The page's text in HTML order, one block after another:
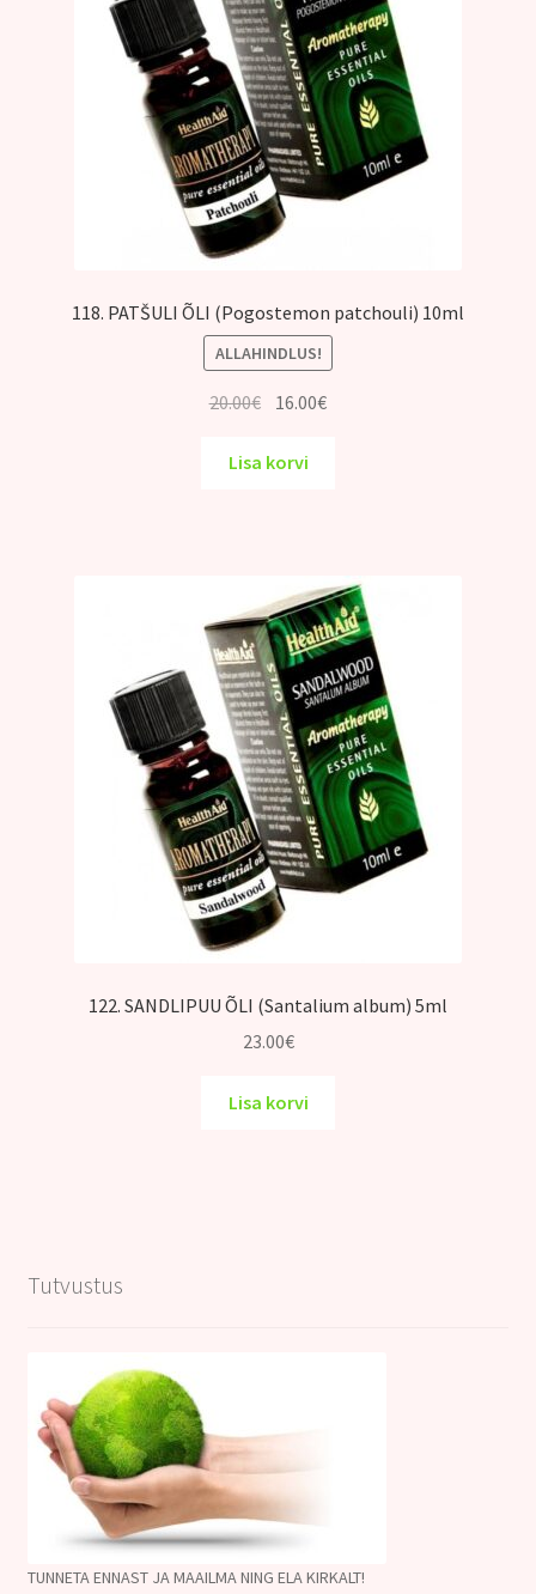
118. PATŠULI ÕLI (Pogostemon patchouli) 10ml
ALLAHINDLUS!
20.00€ Algne
oli:
16.00€Praegune
Lisa korvi
122. SANDLIPUU ÕLI (Santalium album) 5ml
23.00€
Lisa korvi
Tutvustus
TUNNETA ENNAST JA MAAILMA NING ELA KIRKALT!